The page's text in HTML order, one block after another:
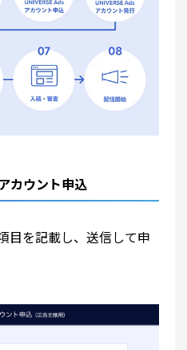
カウント申込
目を記載し、送信して申